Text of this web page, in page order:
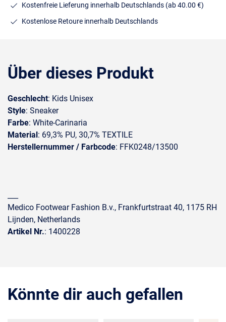
Kostenfreie Lieferung innerhalb Deutschlands (ab 40.00 €)
Kostenlose Retoure innerhalb Deutschlands
Über dieses Produkt
Geschlecht: Kids Unisex
Style: Sneaker
Farbe: White-Carinaria
Material: 69,3% PU, 30,7% TEXTILE
Herstellernummer / Farbcode: FFK0248/13500
Medico Footwear Fashion B.v., Frankfurtstraat 40, 1175 RH
Lijnden, Netherlands
Artikel Nr.: 1400228
Könnte dir auch gefallen